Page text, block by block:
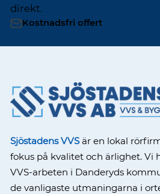
direkt.
Kostnadsfri offert
Sjöstadens VVSär en lokal
fokus på kvalitet och ärlighet. Vi
VVS-arbeten i Danderyds
de vanligaste utmaningarna i